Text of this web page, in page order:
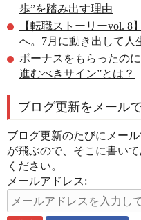
歩”を踏み出す理由
【転職ストーリーvol.
へ。7月に動き出して人
ボーナスをもらったの
進むべきサイン”とは？
ブログ更新をメール
ブログ更新のたびにメー
が飛ぶので、そこに書い
ください。
メールアドレス: